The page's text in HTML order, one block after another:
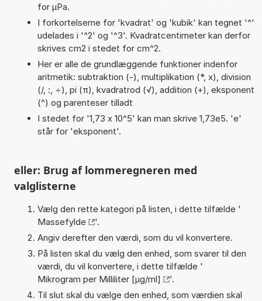
for µPa.
I forkortelserne for 'kvadrat' og 'kubik' kan tegnet '^'
udelades i '^2' og '^3'. Kvadratcentimeter kan derfor
skrives cm2 i stedet for cm^2.
Her er alle de grundlæggende funktioner indenfor
aritmetik: subtraktion (-), multiplikation (*, x), division
(/, :, ÷), pi (π), kvadratrod (√), addition (+), eksponent
(^) og parenteser tilladt
I stedet for '1,73 x 10^5' kan man skrive 1,73e5. 'e'
står for 'eksponent'.
eller: Brug af lommeregneren med
valglisterne
Vælg den rette kategori på listen, i dette tilfælde '
Massefylde
'.
Angiv derefter den værdi, som du vil konvertere.
På listen skal du vælg den enhed, som svarer til den
værdi, du vil konvertere, i dette tilfælde '
Mikrogram per Milliliter [µg/ml]
'.
Til slut skal du vælge den enhed, som værdien skal